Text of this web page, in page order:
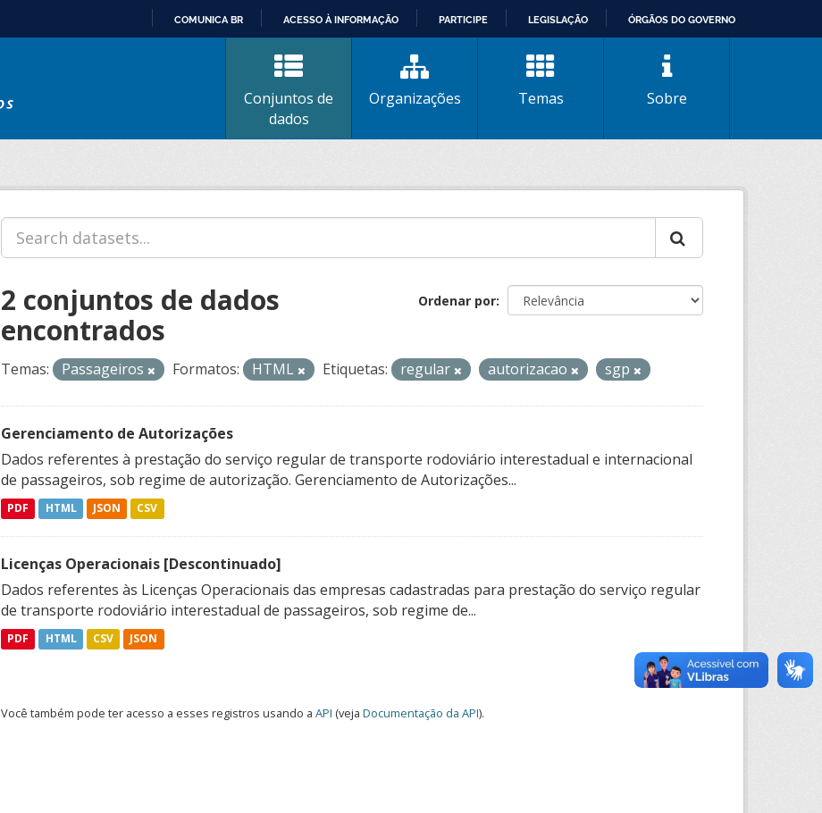
CONTEÚDO
COMUNICA BR ACESSO À INFORMAÇÃO PARTICIPE LEGISLAÇÃO ÓRGÃOS DO GOVERNO
Conjuntos de
dados
Organizações Temas Sobre
Ordenar por
2 conjuntos de dados
encontrados
Temas: Passageiros Formatos: HTML Etiquetas: regular autorizacao sgp
Gerenciamento de Autorizações
Dados referentes à prestação do serviço regular de transporte rodoviário interestadual e internacional
de passageiros, sob regime de autorização. Gerenciamento de Autorizações...
PDF HTML JSON CSV
Licenças Operacionais [Descontinuado]
Dados referentes às Licenças Operacionais das empresas cadastradas para prestação do serviço regular
de transporte rodoviário interestadual de passageiros, sob regime de...
PDF HTML CSV JSON
Você também pode ter acesso a esses registros usando a API (veja Documentação da API).